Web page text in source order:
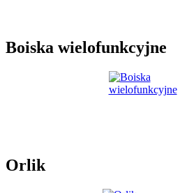
Boiska wielofunkcyjne
Orlik